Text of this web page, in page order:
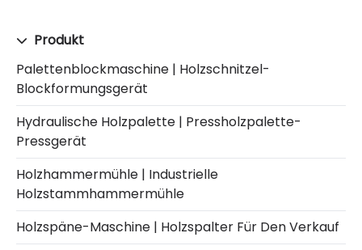
Produkt
Palettenblockmaschine | Holzschnitzel-
Blockformungsgerät
Hydraulische Holzpalette | Pressholzpalette-
Pressgerät
Holzhammermühle | Industrielle
Holzstammhammermühle
Holzspäne-Maschine | Holzspalter Für Den Verkauf